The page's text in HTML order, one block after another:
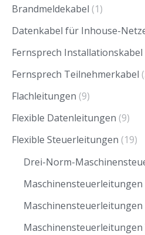
Brandmeldekabel (1)
Datenkabel für Inhouse-
Fernsprech Installationskabel
Fernsprech Teilnehmerkabel
Flachleitungen (9)
Flexible Datenleitungen (9)
Flexible Steuerleitungen (19)
Drei-Norm-
Maschinensteuerleitungen
Maschinensteuerleitungen
Maschinensteuerleitungen